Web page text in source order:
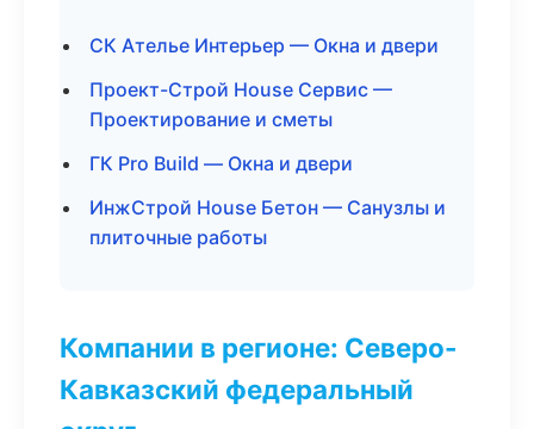
СК Ателье Интерьер — Окна и двери
Проект-Строй House Сервис —
Проектирование и сметы
ГК Pro Build — Окна и двери
ИнжСтрой House Бетон — Санузлы и
плиточные работы
Компании в регионе: Северо-
Кавказский федеральный